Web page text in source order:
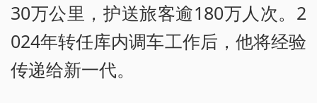
30万公里，护送旅客逾180万人次。2
024年转任库内调车工作后，他将经验
传递给新一代。